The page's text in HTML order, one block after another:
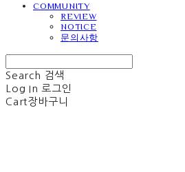
COMMUNITY
REVIEW
NOTICE
문의사항
Search 검색
Log In 로그인
Cart장바구니